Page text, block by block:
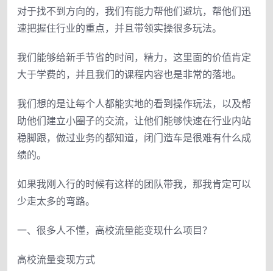
对于找不到方向的，我们有能力帮他们避坑，帮他们迅
速把握住行业的重点，并且带领实操很多玩法。
我们能够给新手节省的时间，精力，这里面的价值肯定
大于学费的，并且我们的课程内容也是非常的落地。
我们想的是让每个人都能实地的看到操作玩法，以及帮
助他们建立小圈子的交流，让他们能够快速在行业内站
稳脚跟，做过业务的都知道，闭门造车是很难有什么成
绩的。
如果我刚入行的时候有这样的团队带我，那我肯定可以
少走太多的弯路。
一、很多人不懂，高校流量能变现什么项目？
高校流量变现方式